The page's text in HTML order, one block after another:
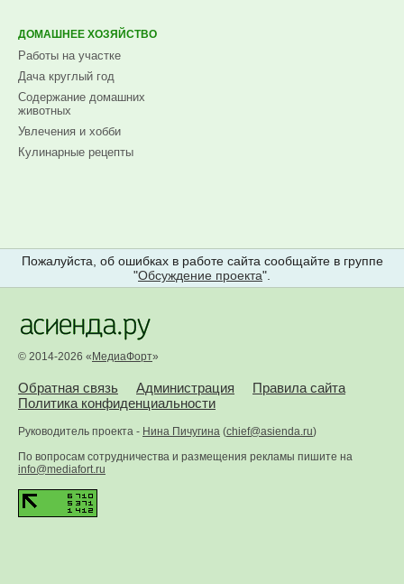
ДОМАШНЕЕ ХОЗЯЙСТВО
Работы на участке
Дача круглый год
Содержание домашних
животных
Увлечения и хобби
Кулинарные рецепты
Пожалуйста, об ошибках в работе сайта сообщайте в группе
"Обсуждение проекта".
© 2014-2026 « МедиаФорт»
Обратная связь Администрация
Правила сайта
Политика конфиденциальности
Руководитель проекта - Нина Пичугина (chief@asienda.ru)
По вопросам сотрудничества и размещения рекламы пишите на
info@mediafort.ru